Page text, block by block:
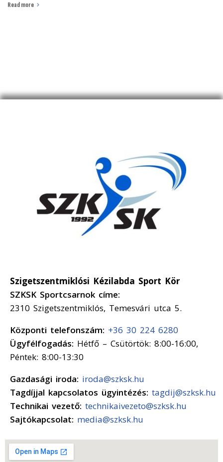
Read more
Szigetszentmiklósi Kézilabda Sport Kör
SZKSK Sportcsarnok címe:
2310 Szigetszentmiklós, Temesvári utca 5.
Központi telefonszám: +36 30 224 6280
Ügyfélfogadás: Hétfő – Csütörtök: 8:00-16:00,
Péntek: 8:00-13:30
Gazdasági iroda: iroda@szksk.hu
Tagdíjjal kapcsolatos ügyintézés: tagdij@szksk.hu
Technikai vezető: technikaivezeto@szksk.hu
Sajtókapcsolat: media@szksk.hu